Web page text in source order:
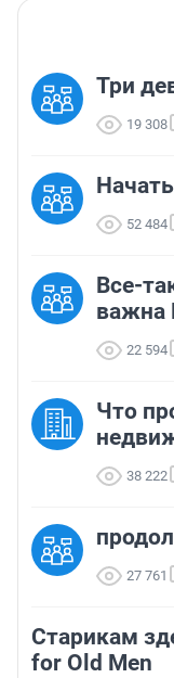
Три
19 308
52 484
Все-
важна
22 594
Что
38 222
27 761
Старикам
for Old Men